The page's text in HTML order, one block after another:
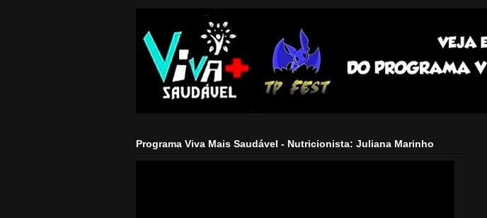
Programa Viva Mais Saudável - Nutricionista: Juliana Marinho